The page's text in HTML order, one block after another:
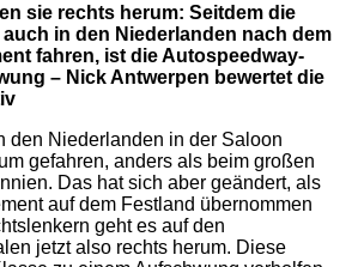
sie rechts herum: Seitdem die
in den Niederlanden nach dem
fahren, ist die Autospeedway-
– Nick Antwerpen bewertet die
den Niederlanden in der Saloon
gefahren, anders als beim großen
Das hat sich aber geändert, als
auf dem Festland übernommen
geht es auf den
jetzt also rechts herum. Diese